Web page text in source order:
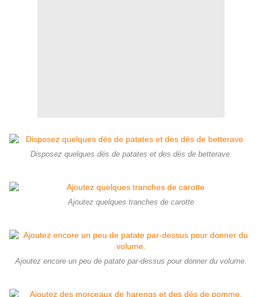
Disposez quelques dés de patates et des dés de betterave.
Ajoutez quelques tranches de carotte
Ajoutez encore un peu de patate par-dessus pour donner du volume.